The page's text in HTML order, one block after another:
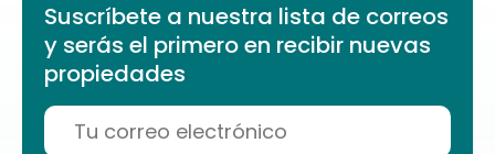
Suscríbete a nuestra lista de correos
y serás el primero en recibir nuevas
propiedades